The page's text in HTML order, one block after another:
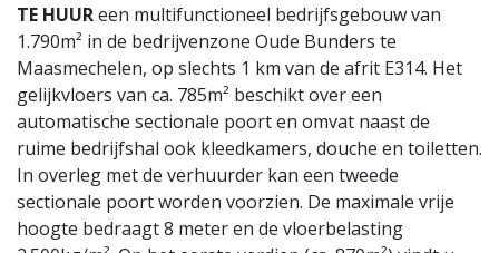
TE HUUReen multifunctioneel bedrijfsgebouw van
1.790m² in de bedrijvenzone Oude Bunders te
Maasmechelen, op slechts 1 km van de afrit E314. Het
gelijkvloers van ca. 785m² beschikt over een
automatische sectionale poort en omvat naast de
ruime bedrijfshal ook kleedkamers, douche en toiletten.
In overleg met de verhuurder kan een tweede
sectionale poort worden voorzien. De maximale vrije
hoogte bedraagt 8 meter en de vloerbelasting